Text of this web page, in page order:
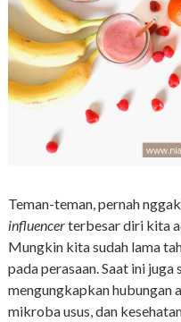
Teman-teman, pernah
influencerterbesar diri kita
Mungkin kita sudah lama
pada perasaan. Saat ini
mengungkapkan hubungan
mikroba usus, dan